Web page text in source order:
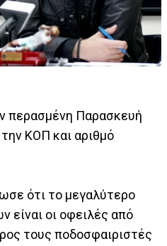
περασμένη Παρασκευή
ΚΟΠ και αριθμό
ότι το μεγαλύτερο
οι οφειλές από
τους ποδοσφαιριστές